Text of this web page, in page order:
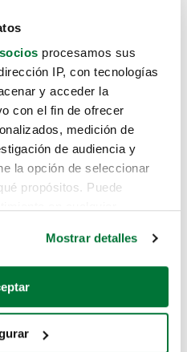
procesamos sus
IP, con tecnologías
y acceder la
con el fin de ofrecer
medición de
de audiencia y
la opción de seleccionar
propósitos. Puede
su ubicación geográfica
analizándolo activamente
Mostrar detalles
como
hasta aquí.
coche que estás
enlaces: